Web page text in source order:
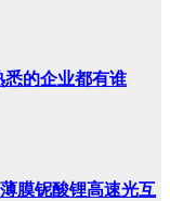
悉的企业都有谁
膜铌酸锂高速光互